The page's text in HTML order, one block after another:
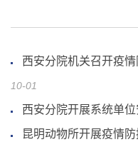
西安分院机关召开疫
10-01
西安分院开展系统单
昆明动物所开展疫情防